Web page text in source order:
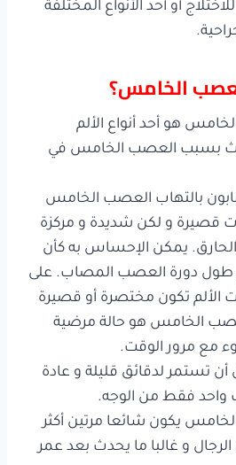
أو أحد الأنواع المختلفة
الخامس؟
هو أحد أنواع الألم
بسبب العصب الخامس في
بالتهاب العصب الخامس
قصيرة و لكن شديدة و مركزة
الحارق. يمكن الإحساس به كأن
طول دورة العصب المصاب. على
الألم تكون مختصرة أو قصيرة
الخامس هو حالة مرضية
مع مرور الوقت.
أن تستمر لدقائق قليلة و عادة
واحد فقط من الوجه.
يكون شائعا مرتين أكثر
و غالبا ما يحدث بعد عمر